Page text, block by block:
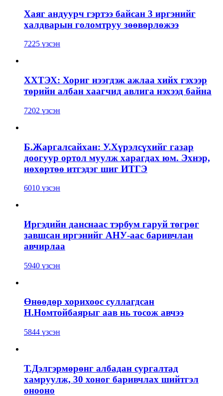
Хаяг андуурч гэртээ байсан 3 иргэнийг
халдварын голомтруу зөөвөрлөжээ
7225 үзсэн
ХХТЭХ: Хориг нээгдэж ажлаа хийх гэхээр
төрийн албан хаагчид авлига нэхээд байна
7202 үзсэн
Б.Жаргалсайхан: У.Хүрэлсүхийг газар
доогуур ортол муулж харагдах юм. Эхнэр,
нөхөртөө итгэдэг шиг ИТГЭ
6010 үзсэн
Иргэдийн данснаас тэрбум гаруй төгрөг
завшсан иргэнийг АНУ-аас баривчлан
авчирлаа
5940 үзсэн
Өнөөдөр хорихоос суллагдсан
Н.Номтойбаярыг аав нь тосож авчээ
5844 үзсэн
Т.Дэлгэрмөрөнг албадан сургалтад
хамруулж, 30 хоног баривчлах шийтгэл
онооно